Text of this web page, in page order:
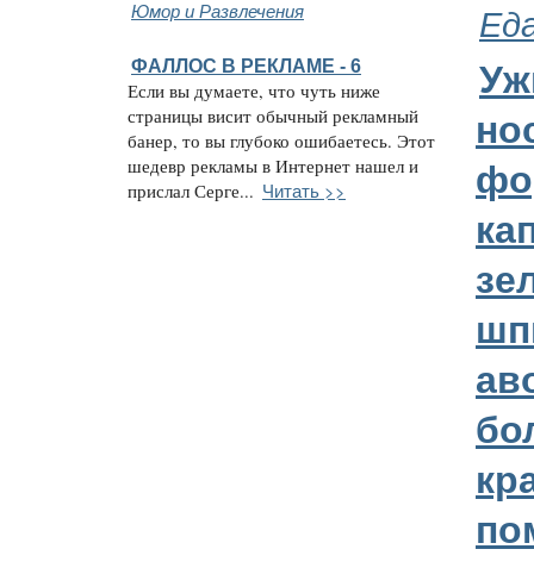
Юмор и Развлечения
ФАЛЛОС В РЕКЛАМЕ - 6
Если вы думаете, что чуть ниже
страницы висит обычный рекламный
банер, то вы глубоко ошибаетесь. Этот
шедевр рекламы в Интернет нашел и
прислал Серге... Читать >>